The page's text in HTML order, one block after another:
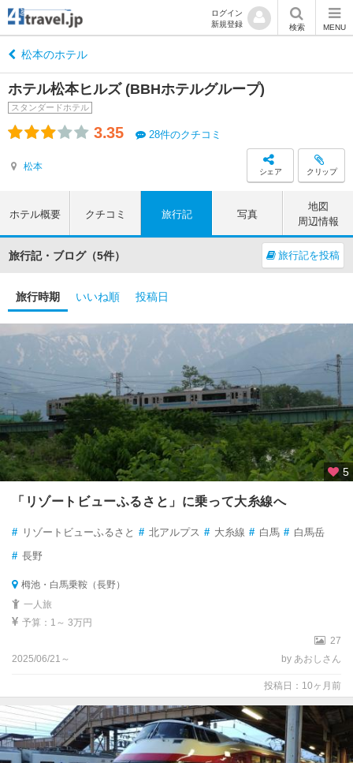
ログイン
新規登録
検索 MENU
松本のホテル
ホテル松本ヒルズ (BBHホテルグループ)
スタンダードホテル
3.35 28件のクチコミ
松本 シェア クリップ
ホテル概要 クチコミ 旅行記 写真
地図
周辺情報
旅行記・ブログ（5件） 旅行記を投稿
旅行時期 いいね順 投稿日
5
「リゾートビューふるさと」に乗って大糸線へ
# リゾートビューふるさと # 北アルプス # 大糸線 # 白馬 # 白馬岳
# 長野
栂池・白馬乗鞍（長野）
一人旅
予算：1～ 3万円
27
2025/06/21～
by あおしさん
投稿日：10ヶ月前